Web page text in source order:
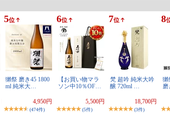
5位
獺祭 磨き45 1800
ml 純米大…
4,950円
(474件)
6位
【お買い物マラ
ソン中10％OF…
5,500円
(5件)
7位
梵 超吟 純米大吟
醸 720ml …
18,700円
(3件)
8
獺
磨